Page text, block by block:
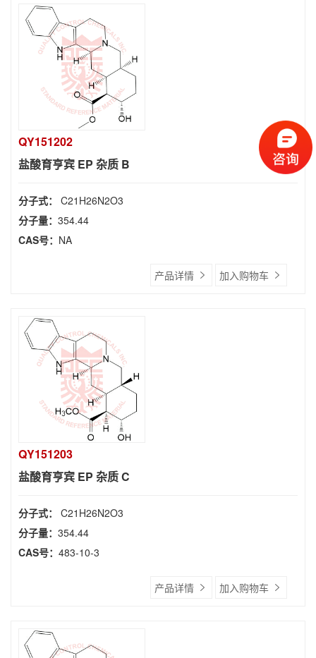
QY151202
盐酸育亨宾 EP 杂质 B
分子式： C21H26N2O3
分子量： 354.44
CAS号： NA
产品详情 加入购物车
QY151203
盐酸育亨宾 EP 杂质 C
分子式： C21H26N2O3
分子量： 354.44
CAS号： 483-10-3
产品详情 加入购物车